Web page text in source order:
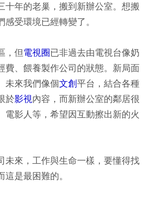
十年的老巢，搬到新辦公室。想搬
受環境已經轉變了。
，但電視圈已非過去由電視台像奶
費、餵養製作公司的狀態。新局面
未來我們像個文創平台，結合各種
於影視內容，而新辦公室的鄰居很
電影人等，希望因互動擦出新的火
未來，工作與生命一樣，要懂得找
是最困難的。